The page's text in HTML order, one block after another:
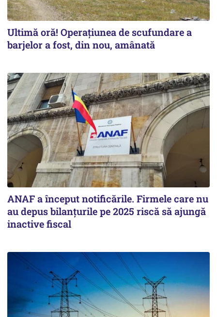
Ultimă oră! Operațiunea de scufundare a
barjelor a fost, din nou, amânată
ANAF a început notificările. Firmele care nu
au depus bilanțurile pe 2025 riscă să ajungă
inactive fiscal